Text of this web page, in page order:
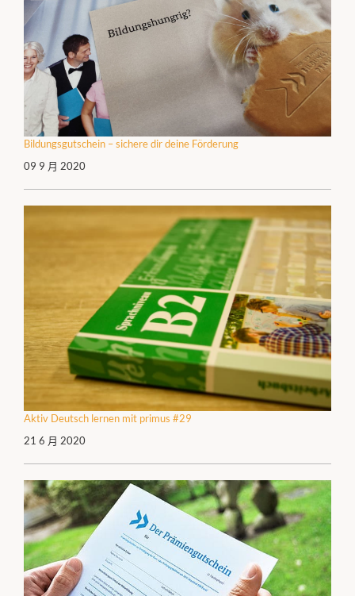
Bildungsgutschein – sichere dir deine Förderung
09 9 月 2020
Aktiv Deutsch lernen mit primus #29
21 6 月 2020